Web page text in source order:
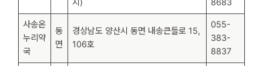
사송온
누리약
국
동
면
경상남도 양산시 동면 내송큰들로 15,
106호
055-
383-
8837